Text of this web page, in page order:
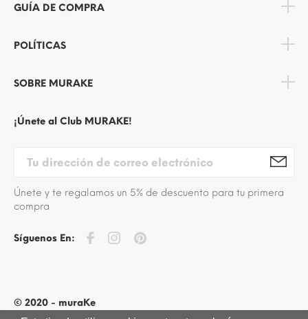
GUÍA DE COMPRA
POLÍTICAS
SOBRE MURAKE
¡Únete al Club MURAKE!
Únete y te regalamos un 5% de descuento para tu primera
compra
Síguenos En:
© 2020 - muraKe